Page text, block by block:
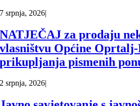
7 srpnja, 2026|
NATJEČAJ za prodaju
vlasništvu Općine
prikupljanja pismenih
2 srpnja, 2026|